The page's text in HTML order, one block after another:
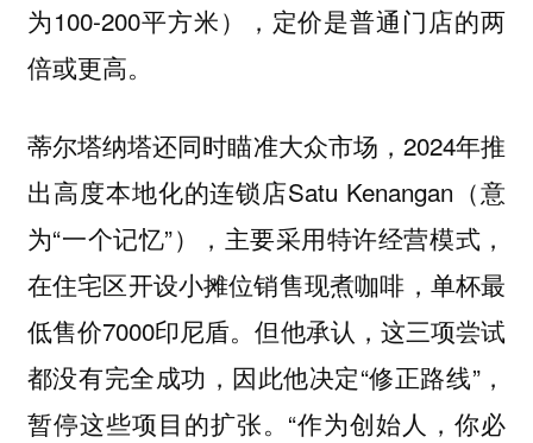
为100-200平方米），定价是普通门店的两
倍或更高。
蒂尔塔纳塔还同时瞄准大众市场，2024年推
出高度本地化的连锁店Satu Kenangan（意
为“一个记忆”），主要采用特许经营模式，
在住宅区开设小摊位销售现煮咖啡，单杯最
低售价7000印尼盾。但他承认，这三项尝试
都没有完全成功，因此他决定“修正路线”，
暂停这些项目的扩张。“作为创始人，你必